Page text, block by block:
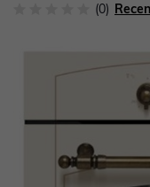
(0)